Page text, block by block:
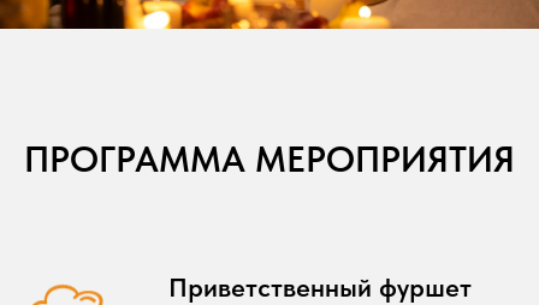
ПРОГРАММА МЕРОПРИЯТИЯ
Приветственный фуршет